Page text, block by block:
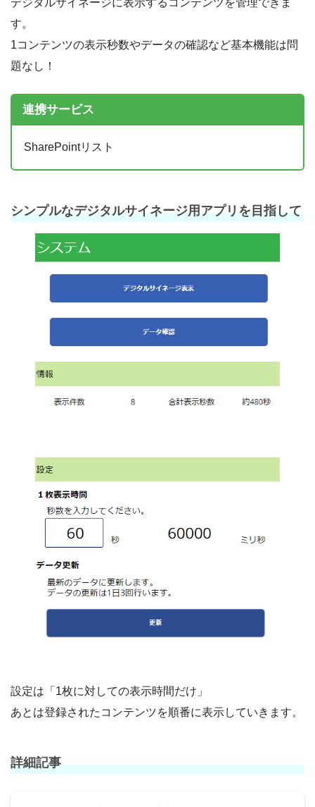
す。
1コンテンツの表示秒数やデータの確認など基本機能は問
題なし！
連携サービス
SharePointリスト
シンプルなデジタルサイネージ用アプリを目指して
設定は「1枚に対しての表示時間だけ」
あとは登録されたコンテンツを順番に表示していきます。
詳細記事